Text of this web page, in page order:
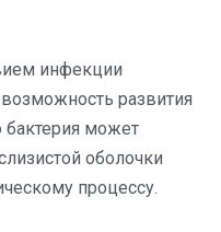
инфекции
развития
бактерия может
оболочки
процессу.